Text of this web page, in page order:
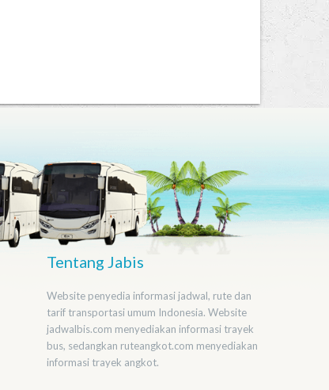
Tentang Jabis
Website penyedia informasi jadwal, rute dan
tarif transportasi umum Indonesia. Website
jadwalbis.com menyediakan informasi trayek
bus, sedangkan ruteangkot.com menyediakan
informasi trayek angkot.